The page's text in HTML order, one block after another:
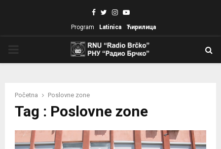
Facebook
TwitterInstagram
Youtube
Program Latinica Ћирилица
Početna Poslovne zone
Tag : Poslovne zone